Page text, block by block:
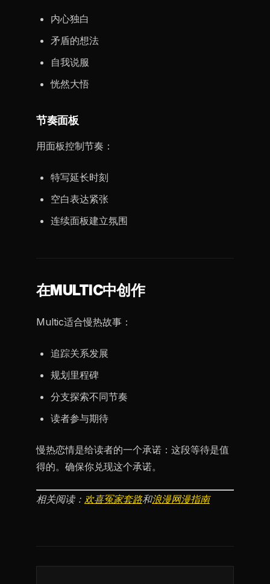
内心独白
矛盾的想法
自我说服
恍然大悟
节奏面板
用面板控制节奏：
特写延长时刻
空白表达紧张
连续面板建立氛围
在MULTIC中创作
Multic适合慢热故事：
追踪关系发展
规划里程碑
分支探索不同节奏
读者参与期待
慢热恋情是给读者的一个承诺：这段等待是值
得的。确保你兑现这个承诺。
相关阅读： 欢喜冤家套路和浪漫网漫指南